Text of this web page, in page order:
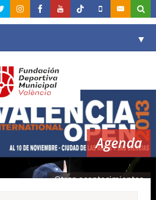
▼
▼
▼
▼
Agenda
Otros acontecimientos